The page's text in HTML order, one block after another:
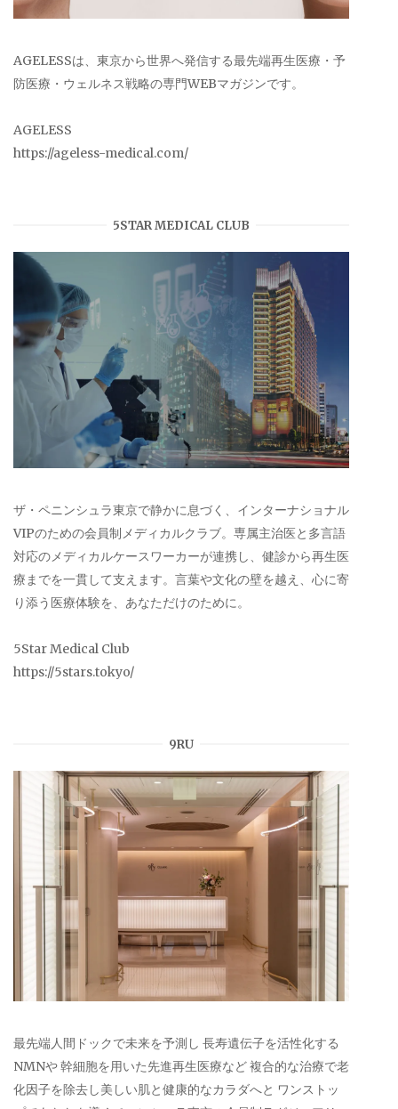
AGELESSは、東京から世界へ発信する最先端再生医療・予
防医療・ウェルネス戦略の専門WEBマガジンです。
AGELESS
https://ageless-medical.com/
5STAR MEDICAL CLUB
ザ・ペニンシュラ東京で静かに息づく、インターナショナル
VIPのための会員制メディカルクラブ。専属主治医と多言語
対応のメディカルケースワーカーが連携し、健診から再生医
療までを一貫して支えます。言葉や文化の壁を越え、心に寄
り添う医療体験を、あなただけのために。
5Star Medical Club
https://5stars.tokyo/
9RU
最先端人間ドックで未来を予測し 長寿遺伝子を活性化する
NMNや 幹細胞を用いた先進再生医療など 複合的な治療で老
化因子を除去し美しい肌と健康的なカラダへと ワンストッ